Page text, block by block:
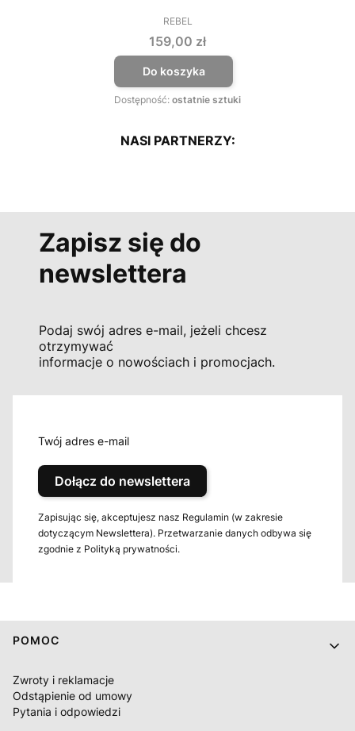
PRODUCENT
REBEL
Cena
159,00 zł
Do koszyka
Dostępność: ostatnie sztuki
NASI PARTNERZY:
Zapisz się do
newslettera
Podaj swój adres e-mail, jeżeli chcesz
otrzymywać
informacje o nowościach i promocjach.
Twój adres e-mail
Dołącz do newslettera
Zapisując się, akceptujesz nasz Regulamin (w zakresie
dotyczącym Newslettera). Przetwarzanie danych odbywa się
zgodnie z Polityką prywatności.
Linki w stopce
POMOC
Zwroty i reklamacje
Odstąpienie od umowy
Pytania i odpowiedzi